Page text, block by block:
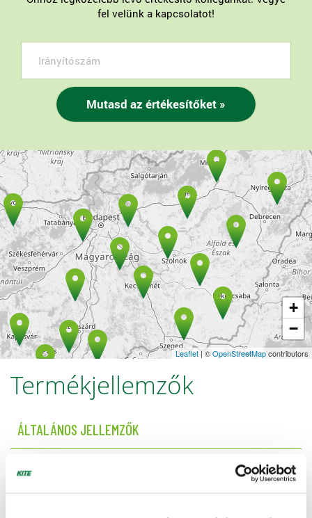
fel velünk a kapcsolatot!
+
−
Leaflet | ©OpenStreetMapcontributors
Termékjellemzők
ÁLTALÁNOS JELLEMZŐK